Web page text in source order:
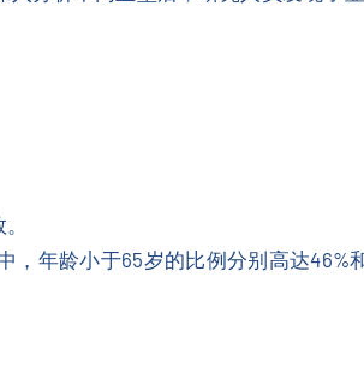
，年龄小于65岁的比例分别高达46%